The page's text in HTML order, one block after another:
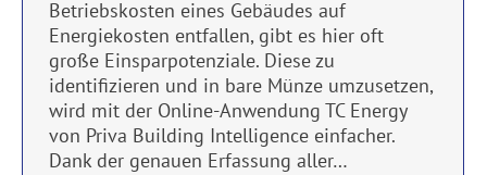
Betriebskosten eines Gebäudes auf
Energiekosten entfallen, gibt es hier oft
große Einsparpotenziale. Diese zu
identifizieren und in bare Münze umzusetzen,
wird mit der Online-Anwendung TC Energy
von Priva Building Intelligence einfacher.
Dank der genauen Erfassung aller…